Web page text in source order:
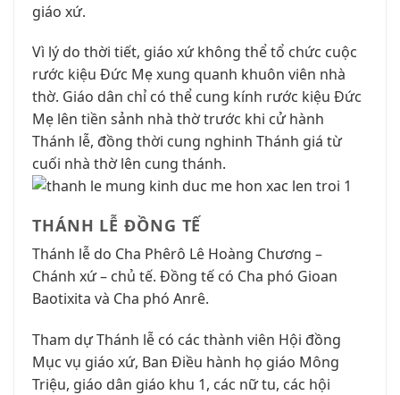
giáo xứ.
Vì lý do thời tiết, giáo xứ không thể tổ chức cuộc
rước kiệu Đức Mẹ xung quanh khuôn viên nhà
thờ. Giáo dân chỉ có thể cung kính rước kiệu Đức
Mẹ lên tiền sảnh nhà thờ trước khi cử hành
Thánh lễ, đồng thời cung nghinh Thánh giá từ
cuối nhà thờ lên cung thánh.
THÁNH LỄ ĐỒNG TẾ
Thánh lễ do Cha Phêrô Lê Hoàng Chương –
Chánh xứ – chủ tế. Đồng tế có Cha phó Gioan
Baotixita và Cha phó Anrê.
Tham dự Thánh lễ có các thành viên Hội đồng
Mục vụ giáo xứ, Ban Điều hành họ giáo Mông
Triệu, giáo dân giáo khu 1, các nữ tu, các hội